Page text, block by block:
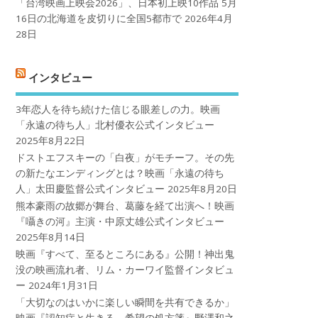
「台湾映画上映会2026」、日本初上映10作品 5月
16日の北海道を皮切りに全国5都市で 2026年4月
28日
インタビュー
3年恋人を待ち続けた信じる眼差しの力。映画
「永遠の待ち人」北村優衣公式インタビュー
2025年8月22日
ドストエフスキーの「白夜」がモチーフ。その先
の新たなエンディングとは？映画「永遠の待ち
人」太田慶監督公式インタビュー 2025年8月20日
熊本豪雨の故郷が舞台、葛藤を経て出演へ！映画
『囁きの河』主演・中原丈雄公式インタビュー
2025年8月14日
映画『すべて、至るところにある』公開！神出鬼
没の映画流れ者、リム・カーワイ監督インタビュ
ー 2024年1月31日
「大切なのはいかに楽しい瞬間を共有できるか」